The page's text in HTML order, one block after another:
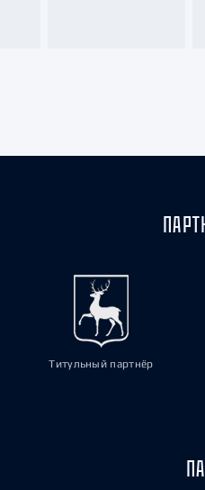
Титульный партнёр